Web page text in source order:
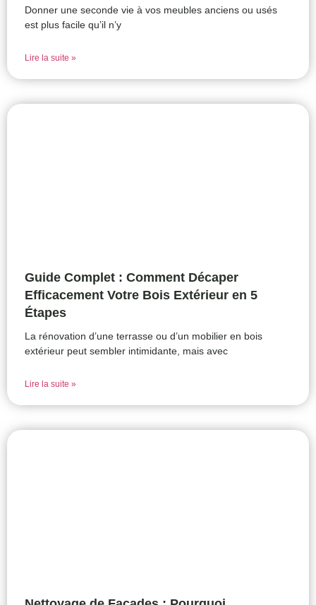
Donner une seconde vie à vos meubles anciens ou usés
est plus facile qu’il n’y
Lire la suite »
Guide Complet : Comment Décaper
Efficacement Votre Bois Extérieur en 5
Étapes
La rénovation d’une terrasse ou d’un mobilier en bois
extérieur peut sembler intimidante, mais avec
Lire la suite »